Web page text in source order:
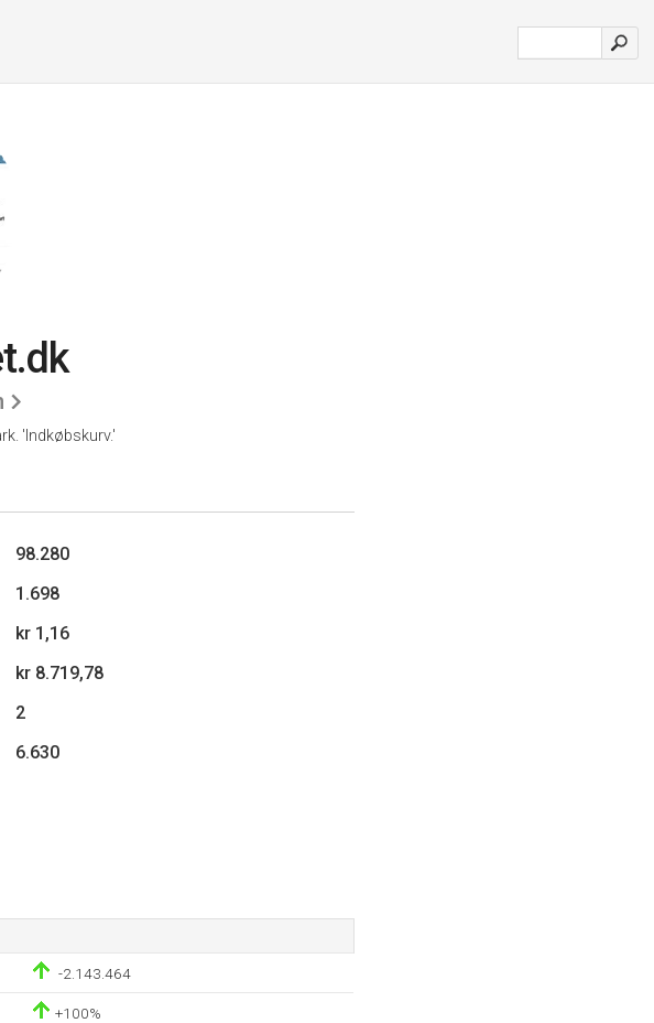
'Indkøbskurv.'
98.280
1.698
kr 1,16
kr 8.719,78
2
6.630
-2.143.464
+100%